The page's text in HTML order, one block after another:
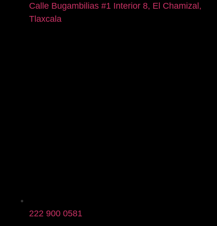
Calle Bugambilias #1 Interior 8, El Chamizal,
Tlaxcala
222 900 0581